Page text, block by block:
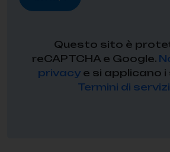
Questo sito è
reCAPTCHA e Google.
privacye si applicano i
Termini di